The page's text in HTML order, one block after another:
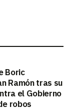
Boric
Ramón tras su
el Gobierno
robos